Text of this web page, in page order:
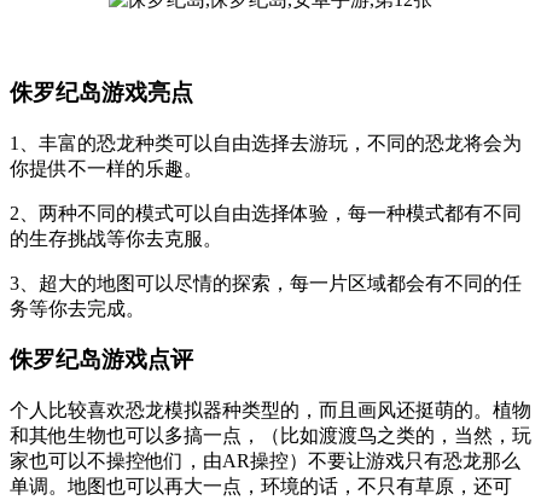
侏罗纪岛游戏亮点
1、丰富的恐龙种类可以自由选择去游玩，不同的恐龙将会为
你提供不一样的乐趣。
2、两种不同的模式可以自由选择体验，每一种模式都有不同
的生存挑战等你去克服。
3、超大的地图可以尽情的探索，每一片区域都会有不同的任
务等你去完成。
侏罗纪岛游戏点评
个人比较喜欢恐龙模拟器种类型的，而且画风还挺萌的。植物
和其他生物也可以多搞一点，（比如渡渡鸟之类的，当然，玩
家也可以不操控他们，由AR操控）不要让游戏只有恐龙那么
单调。地图也可以再大一点，环境的话，不只有草原，还可